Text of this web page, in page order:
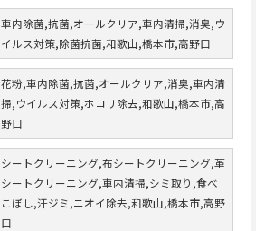
車内除菌,抗菌,オールクリア,車内清掃,消臭,ウ
イルス対策,除菌抗菌,和歌山,橋本市,高野口
花粉,車内除菌,抗菌,オールクリア,消臭,車内清
掃,ウイルス対策,ホコリ除去,和歌山,橋本市,高
野口
シートクリーニング,布シートクリーニング,革
シートクリーニング,車内清掃,シミ取り,食べ
こぼし,汗ジミ,ニオイ除去,和歌山,橋本市,高野
口